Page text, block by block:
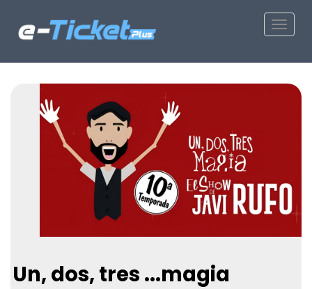
Un, dos, tres ...magia